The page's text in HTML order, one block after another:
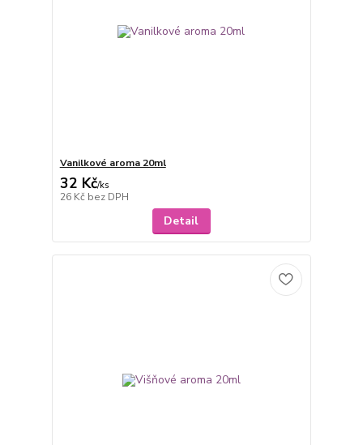
Vanilkové aroma 20ml
32 Kč/ks
26 Kč bez DPH
Detail